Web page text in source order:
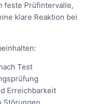
feste Prüfintervalle,
klare Reaktion bei
Test
Erreichbarkeit